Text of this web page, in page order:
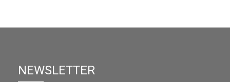
NEWSLETTER